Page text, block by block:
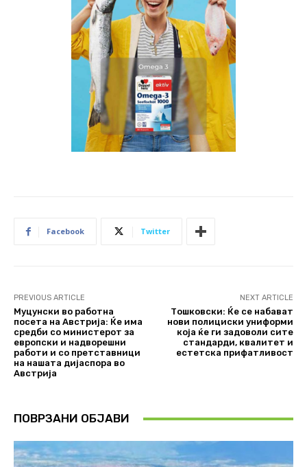
Facebook Twitter
PREVIOUS ARTICLE
Муцунски во работна
посета на Австрија: Ќе има
средби со министерот за
европски и надворешни
работи и со претставници
на нашата дијаспора во
Австрија
NEXT ARTICLE
Тошковски: Ќе се набават
нови полициски униформи
која ќе ги задоволи сите
стандарди, квалитет и
естетска прифатливост
ПОВРЗАНИ ОБЈАВИ